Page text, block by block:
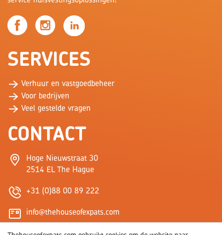
SERVICES
Verhuur en vastgoedbeheer
Voor bedrijven
Veel gestelde vragen
CONTACT
Hoge Nieuwstraat 30
2514 EL The Hague
+31 (0)88 00 89 222
info@thehouseofexpats.com